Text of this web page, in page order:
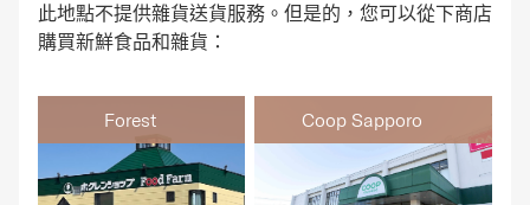
此地點不提供雜貨送貨服務。但是的，您可以從下商店
購買新鮮食品和雜貨：
Forest Coop Sapporo